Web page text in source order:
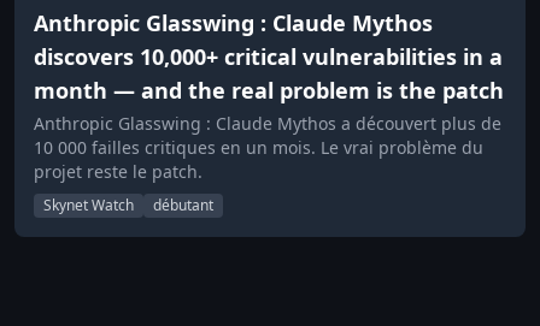
Anthropic Glasswing : Claude Mythos
discovers 10,000+ critical vulnerabilities in a
month — and the real problem is the patch
Anthropic Glasswing : Claude Mythos a découvert plus de
10 000 failles critiques en un mois. Le vrai problème du
projet reste le patch.
Skynet Watch débutant